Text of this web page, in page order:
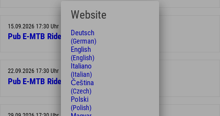
15.09.2026 17:30 Uhr
Pub E-MTB Ride
22.09.2026 17:30 Uhr
Pub E-MTB Ride
Website
Deutsch
(German)
English
(English)
Italiano
(Italian)
Čeština
(Czech)
Polski
(Polish)